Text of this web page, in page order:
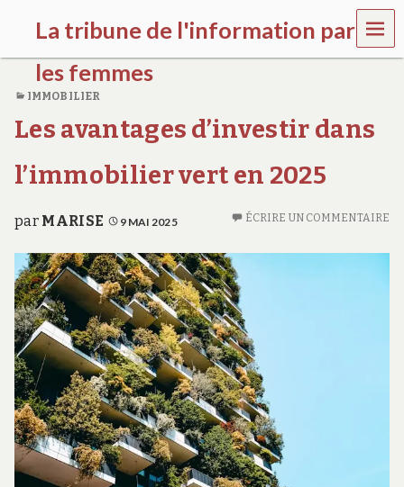
La tribune de l'information par
les femmes
a
t
i
n
w
o
m
e
n
s
a
w
a
r
d
s
.
MEN
U
IMMOBILIER
Les avantages d’investir dans
l’immobilier vert en 2025
par MARISE 9 MAI 2025 ÉCRIRE UN COMMENTAIRE